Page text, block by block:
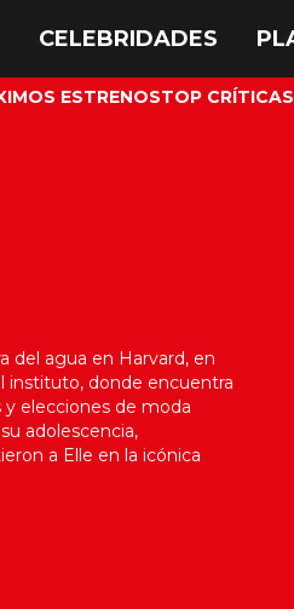
ESTRENOSTOP CRÍTICAS
del agua en Harvard, en
instituto, donde encuentra
elecciones de moda
adolescencia,
a Elle en la icónica